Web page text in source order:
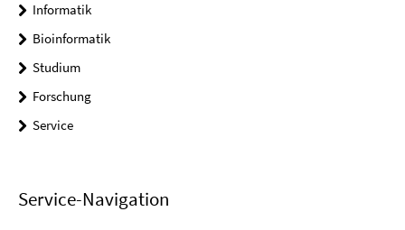
Informatik
Bioinformatik
Studium
Forschung
Service
Service-Navigation